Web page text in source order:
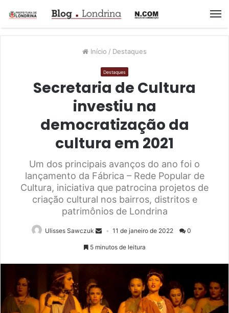
Início / Destaques
Destaques
Secretaria de Cultura
investiu na
democratização da
cultura em 2021
Um dos principais avanços do ano foi o
lançamento da Fábrica – Rede Popular de
Cultura, iniciativa que patrocina projetos de
criação cultural nos bairros, distritos e
patrimônios de Londrina
Ulisses Sawczuk 11 de janeiro de 2022 0
5 minutos de leitura